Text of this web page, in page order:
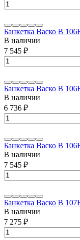
Банкетка Васко В
В наличии
7 545 ₽
Банкетка Васко В
В наличии
6 736 ₽
Банкетка Васко В
В наличии
7 545 ₽
Банкетка Васко В
В наличии
7 275 ₽